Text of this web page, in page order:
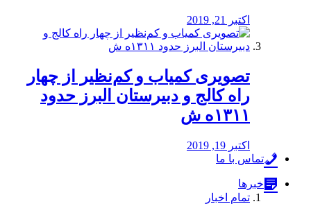
اکتبر 21, 2019
️تصویری کمیاب و کم‌نظیر از چهار
راه كالج و دبيرستان البرز حدود
۱۳۱۱ه ش
اکتبر 19, 2019
تماس با ما
خبرها
تمام اخبار